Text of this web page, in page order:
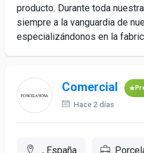
producto. Durante toda
siempre a la vanguardia de
especializándonos en la
Comercial
Hace 2 días
, España